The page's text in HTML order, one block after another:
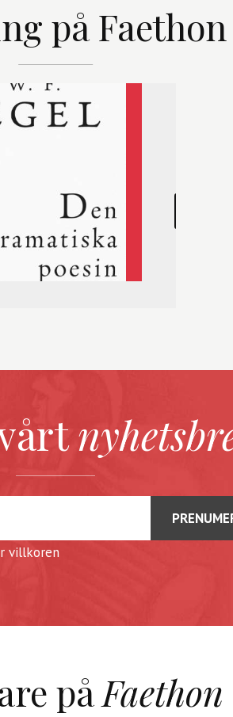
på Faethon
villkoren
påFaethon